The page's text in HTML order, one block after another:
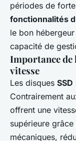
périodes de
fonctionnalités
le bon
capacité de
Importance de
vitesse
Les disques SSD
Contrairement
offrent une
supérieure grâce
mécaniques,